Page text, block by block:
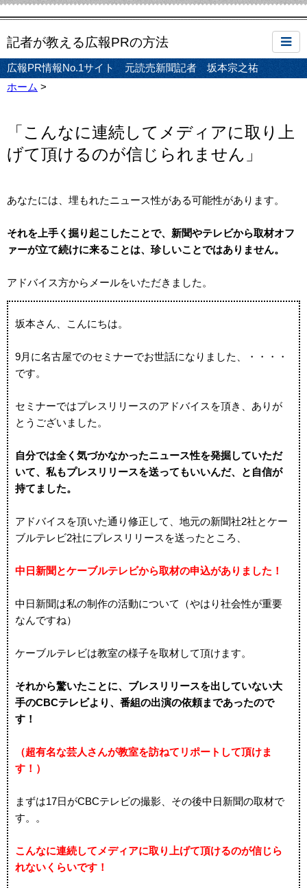
記者が教える広報PRの方法
広報PR情報No.1サイト 元読売新聞記者 坂本宗之祐
ホーム >
「こんなに連続してメディアに取り上
げて頂けるのが信じられません」
あなたには、埋もれたニュース性がある可能性があります。
それを上手く掘り起こしたことで、新聞やテレビから取材オフ
ァーが立て続けに来ることは、珍しいことではありません。
アドバイス方からメールをいただきました。
坂本さん、こんにちは。
9月に名古屋でのセミナーでお世話になりました、・・・・
です。
セミナーではプレスリリースのアドバイスを頂き、ありが
とうございました。
自分では全く気づかなかったニュース性を発掘していただ
いて、私もプレスリリースを送ってもいいんだ、と自信が
持てました。
アドバイスを頂いた通り修正して、地元の新聞社2社とケー
ブルテレビ2社にプレスリリースを送ったところ、
中日新聞とケーブルテレビから取材の申込がありました！
中日新聞は私の制作の活動について（やはり社会性が重要
なんですね）
ケーブルテレビは教室の様子を取材して頂けます。
それから驚いたことに、ブレスリリースを出していない大
手のCBCテレビより、番組の出演の依頼まであったので
す！
（超有名な芸人さんが教室を訪ねてリポートして頂けま
す！）
まずは17日がCBCテレビの撮影、その後中日新聞の取材で
す。。
こんなに連続してメディアに取り上げて頂けるのが信じら
れないくらいです！